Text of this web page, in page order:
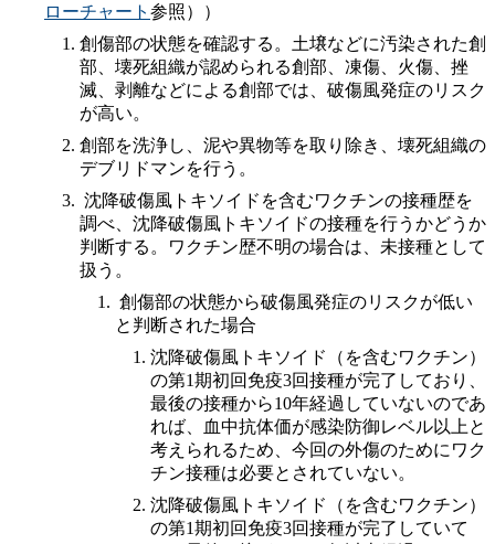
ローチャート 参照））
創傷部の状態を確認する。土壌などに汚染された創
部、壊死組織が認められる創部、凍傷、火傷、挫
滅、剥離などによる創部では、破傷風発症のリスク
が高い。
創部を洗浄し、泥や異物等を取り除き、壊死組織の
デブリドマンを行う。
沈降破傷風トキソイドを含むワクチンの接種歴を
調べ、沈降破傷風トキソイドの接種を行うかどうか
判断する。ワクチン歴不明の場合は、未接種として
扱う。
創傷部の状態から破傷風発症のリスクが低い
と判断された場合
沈降破傷風トキソイド（を含むワクチン）
の第1期初回免疫3回接種が完了しており、
最後の接種から10年経過していないのであ
れば、血中抗体価が感染防御レベル以上と
考えられるため、今回の外傷のためにワク
チン接種は必要とされていない。
沈降破傷風トキソイド（を含むワクチン）
の第1期初回免疫3回接種が完了していて